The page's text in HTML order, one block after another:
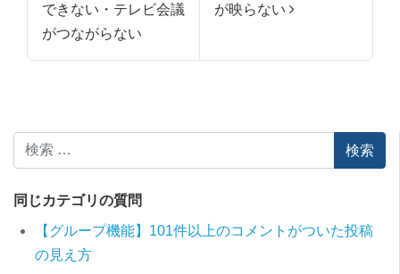
検索
同じカテゴリの質問
【グループ機能】101件以上のコメントがついた投稿
の見え方
できない・テレビ会議
がつながらない
が映らない